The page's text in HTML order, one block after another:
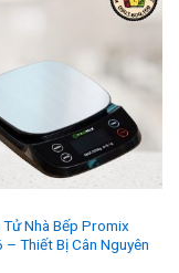
Nhà Bếp Promix
– Thiết Bị Cân Nguyên